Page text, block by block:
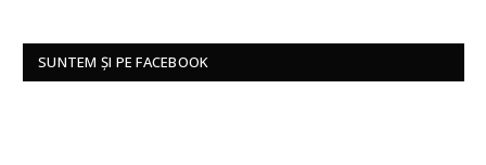
SUNTEM ȘI PE FACEBOOK